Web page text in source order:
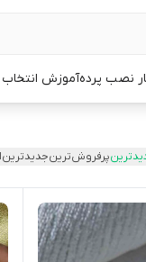
نصب پردهآموزش انتخاب
پرفروش‌ترینجدیدترین